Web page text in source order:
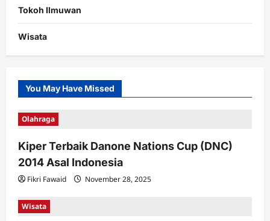
Tokoh Ilmuwan
Wisata
You May Have Missed
Olahraga
Kiper Terbaik Danone Nations Cup (DNC)
2014 Asal Indonesia
Fikri Fawaid November 28, 2025
Wisata